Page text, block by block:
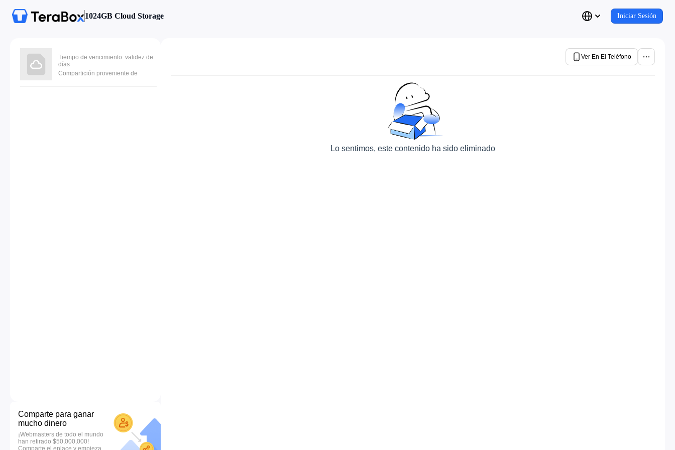
1024GB Cloud Storage Iniciar Sesión
Tiempo de vencimiento: validez de
días
Compartición proveniente de
Comparte para ganar
mucho dinero
¡Webmasters de todo el mundo
han retirado $50,000,000!
Comparte el enlace y empieza
Ver En El Teléfono
Lo sentimos, este contenido ha sido eliminado